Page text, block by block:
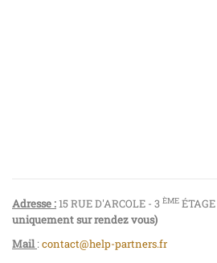
Adresse :15 RUE D'ARCOLE - 3 ÈME
uniquement sur rendez vous)
Mail: contact@help-partners.fr